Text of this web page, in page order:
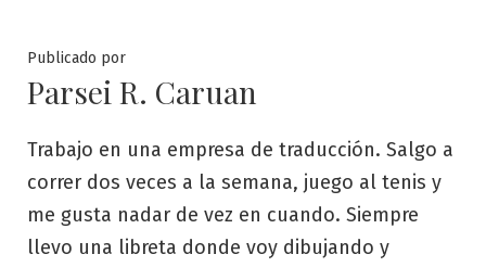
Publicado por
Parsei R. Caruan
Trabajo en una empresa de traducción. Salgo a
correr dos veces a la semana, juego al tenis y
me gusta nadar de vez en cuando. Siempre
llevo una libreta donde voy dibujando y